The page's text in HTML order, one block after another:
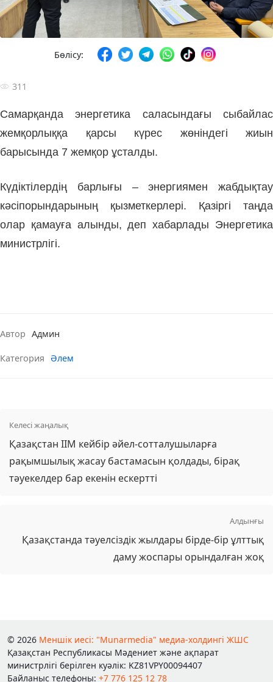
Бөлісу:
311
Самарқанда энергетика саласындағы сыбайлас
жемқорлыққа қарсы күрес жөніндегі жиын
барысында 7 жемқор ұсталды.
Күдіктілердің барлығы – энергиямен жабдықтау
кәсіпорындарының қызметкерлері. Қазіргі таңда
олар қамауға алынды, деп хабарлады Энергетика
министрлігі.
Автор Админ
Категория Әлем
Келесі жаңалық
Қазақстан ІІМ кейбір әйел-сотталушыларға
рақымшылық жасау бастамасын қолдады, бірақ
тәуекелдер бар екенін ескертті
Алдынғы
Қазақстанда тәуелсіздік жылдары бірде-бір ұлттық
даму жоспары орындалған жоқ
© 2026 Меншік иесі: "Munarmedia" медиа-холдингі ЖШС
Қазақстан Республикасы Мәдениет және ақпарат
министрлігі берілген куәлік: KZ81VPY00094407
Байланыс телефоны: +7 776 125 12 78